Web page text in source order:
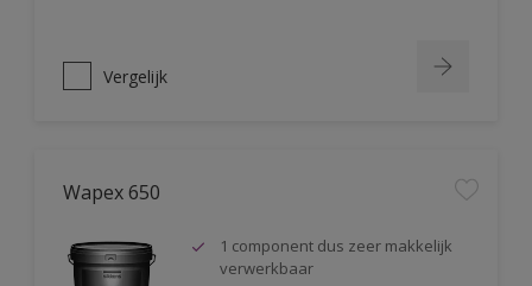
Vergelijk
Wapex 650
1 component dus zeer makkelijk
verwerkbaar